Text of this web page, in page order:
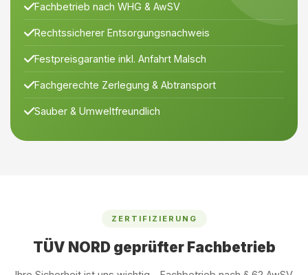
Fachbetrieb nach WHG & AwSV
Rechtssicherer Entsorgungsnachweis
Festpreisgarantie inkl. Anfahrt Malsch
Fachgerechte Zerlegung & Abtransport
Sauber & Umweltfreundlich
ZERTIFIZIERUNG
TÜV NORD geprüfter Fachbetrieb